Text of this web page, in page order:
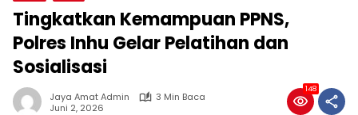
Tingkatkan Kemampuan PPNS,
Polres Inhu Gelar Pelatihan dan
Sosialisasi
Jaya Amat Admin
3 Min Baca
Juni 2, 2026
148